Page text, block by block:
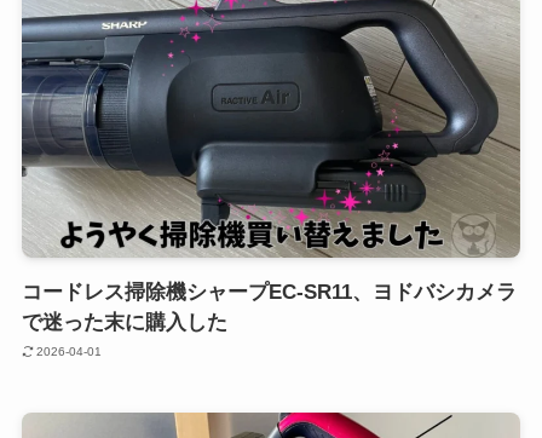
コードレス掃除機シャープEC-SR11、ヨドバシカメラ
で迷った末に購入した
2026-04-01